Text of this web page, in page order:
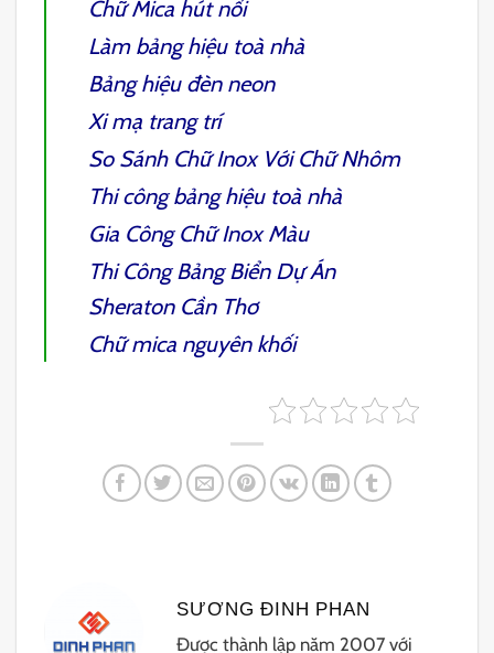
Chữ Mica hút nổi
Làm bảng hiệu toà nhà
Bảng hiệu đèn neon
Xi mạ trang trí
So Sánh Chữ Inox Với Chữ Nhôm
Thi công bảng hiệu toà nhà
Gia Công Chữ Inox Màu
Thi Công Bảng Biển Dự Án
Sheraton Cần Thơ
Chữ mica nguyên khối
SƯƠNG ĐINH PHAN
Được thành lập năm 2007 với